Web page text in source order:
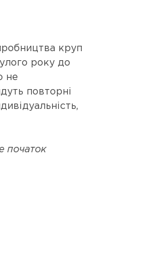
круп
року до
не
повторні
початок